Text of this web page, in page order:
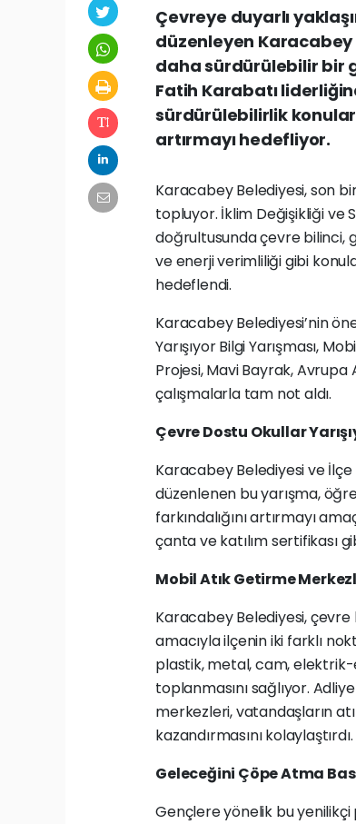
Çevreye duyarlı
düzenleyen
daha sürdürülebilir bir
Fatih Karabatı
sürdürülebilirlik
artırmayı hedefliyor.
Karacabey Belediyesi, son
topluyor. İklim Değişikliği ve
doğrultusunda çevre bilinci,
ve enerji verimliliği gibi
hedeflendi.
Karacabey Belediyesi’nin
Yarışıyor Bilgi Yarışması,
Projesi, Mavi Bayrak, Avrupa
çalışmalarla tam not aldı.
Çevre Dostu Okullar
Karacabey Belediyesi ve
düzenlenen bu yarışma,
farkındalığını artırmayı
çanta ve katılım sertifikası
Mobil Atık Getirme
Karacabey Belediyesi,
amacıyla ilçenin iki farklı
plastik, metal, cam, elektrik-
toplanmasını sağlıyor.
merkezleri, vatandaşların
kazandırmasını kolaylaştırdı.
Geleceğini Çöpe Atma
Gençlere yönelik bu